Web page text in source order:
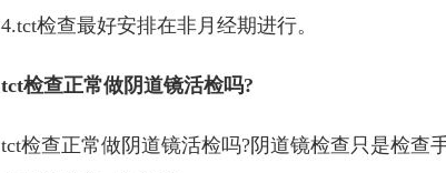
4.tct检查最好安排在非月经期进行。
tct检查正常做阴道镜活检吗?
tct检查正常做阴道镜活检吗?阴道镜检查只是检查